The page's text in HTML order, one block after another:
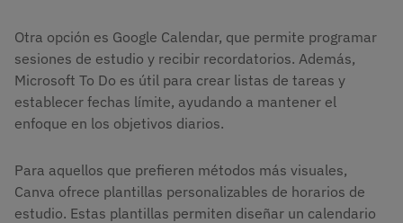
Otra opción es Google Calendar, que permite programar
sesiones de estudio y recibir recordatorios. Además,
Microsoft To Do es útil para crear listas de tareas y
establecer fechas límite, ayudando a mantener el
enfoque en los objetivos diarios.
Para aquellos que prefieren métodos más visuales,
Canva ofrece plantillas personalizables de horarios de
estudio. Estas plantillas permiten diseñar un calendario